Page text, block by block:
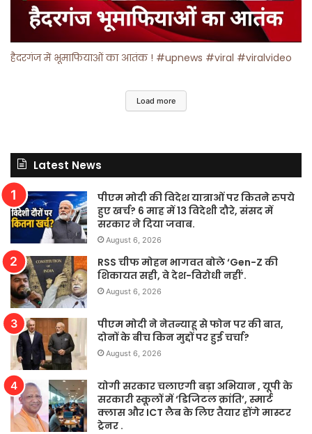
हैदरगंज में भूमाफियाओं का आतंक ! #upnews #viral #viralvideo
Load more
Latest News
पीएम मोदी की विदेश यात्राओं पर कितने रुपये
हुए खर्च? 6 माह में 13 विदेशी दौरे, संसद में
सरकार ने दिया जवाब.
August 6, 2026
RSS चीफ मोहन भागवत बोले ‘Gen-Z की
शिकायत सही, वे देश-विरोधी नहीं’.
August 6, 2026
पीएम मोदी ने नेतन्याहू से फोन पर की बात,
दोनों के बीच किन मुद्दों पर हुई चर्चा?
August 6, 2026
योगी सरकार चलाएगी बड़ा अभियान , यूपी के
सरकारी स्कूलों में ‘डिजिटल क्रांति’, स्मार्ट
क्लास और ICT लैब के लिए तैयार होंगे मास्टर
ट्रेनर .